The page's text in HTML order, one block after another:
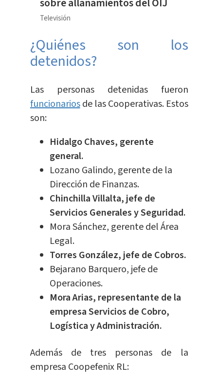
Televisión
¿Quiénes son los
detenidos?
Las personas detenidas fueron
funcionariosde las Cooperativas. Estos
son:
Hidalgo Chaves, gerente
general.
Lozano Galindo, gerente de la
Dirección de Finanzas.
Chinchilla Villalta, jefe de
Servicios Generales y Seguridad.
Mora Sánchez, gerente del Área
Legal.
Torres González, jefe de Cobros.
Bejarano Barquero, jefe de
Operaciones.
Mora Arias, representante de la
empresa Servicios de Cobro,
Logística y Administración.
Además de tres personas de la
empresa Coopefenix RL: